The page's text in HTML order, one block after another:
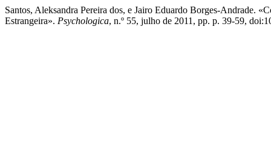
Santos, Aleksandra Pereira dos, e Jairo Eduardo Borges-Andrade.
Estrangeira». Psychologica, n.º 55, julho de 2011, pp. p. 39-59,